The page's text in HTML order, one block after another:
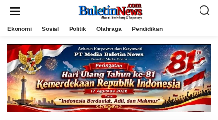
Ekonomi Sosial Politik Olahraga Pendidikan